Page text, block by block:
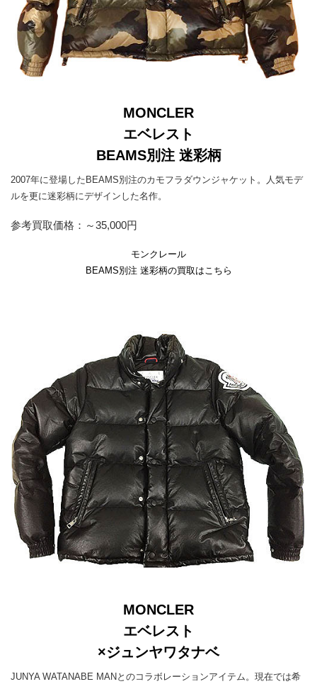
MONCLER
エベレスト
BEAMS別注 迷彩柄
2007年に登場したBEAMS別注のカモフラダウンジャケット。人気モデ
ルを更に迷彩柄にデザインした名作。
参考買取価格：～35,000円
モンクレール
BEAMS別注 迷彩柄の買取はこちら
MONCLER
エベレスト
×ジュンヤワタナベ
JUNYA WATANABE MANとのコラボレーションアイテム。現在では希